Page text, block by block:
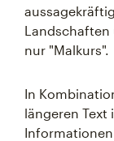
Landschaften
nur "Malkurs".
In
längeren Text